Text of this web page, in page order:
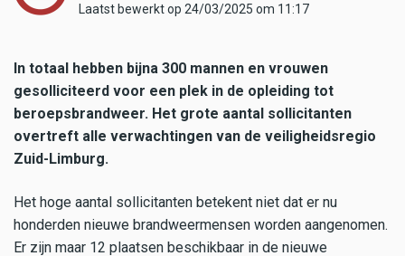
Laatst bewerkt op 24/03/2025 om 11:17
In totaal hebben bijna 300 mannen en vrouwen
gesolliciteerd voor een plek in de opleiding tot
beroepsbrandweer. Het grote aantal sollicitanten
overtreft alle verwachtingen van de veiligheidsregio
Zuid-Limburg.
Het hoge aantal sollicitanten betekent niet dat er nu
honderden nieuwe brandweermensen worden aangenomen.
Er zijn maar 12 plaatsen beschikbaar in de nieuwe